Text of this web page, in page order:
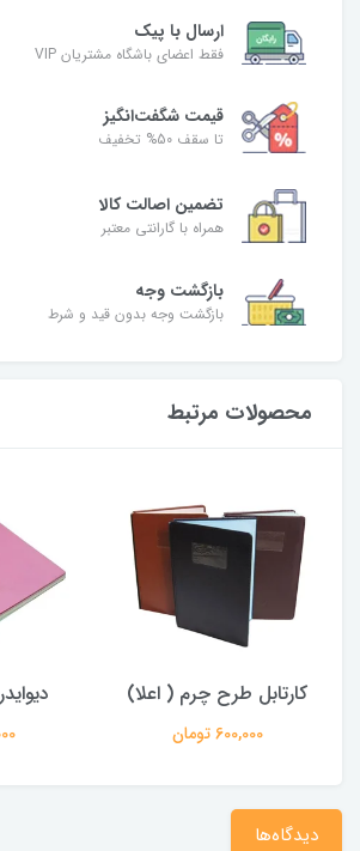
ارسال با پیک
فقط اعضای باشگاه مشتریان VIP
قیمت شگفت‌انگیز
تا سقف 50% تخفیف
تضمین اصالت کالا
همراه با گارانتی معتبر
بازگشت وجه
بازگشت وجه بدون قید و شرط
محصولات مرتبط
دیوایدر 5 رنگ مقوایی
350,000 تومان
دیدگاه‌ها